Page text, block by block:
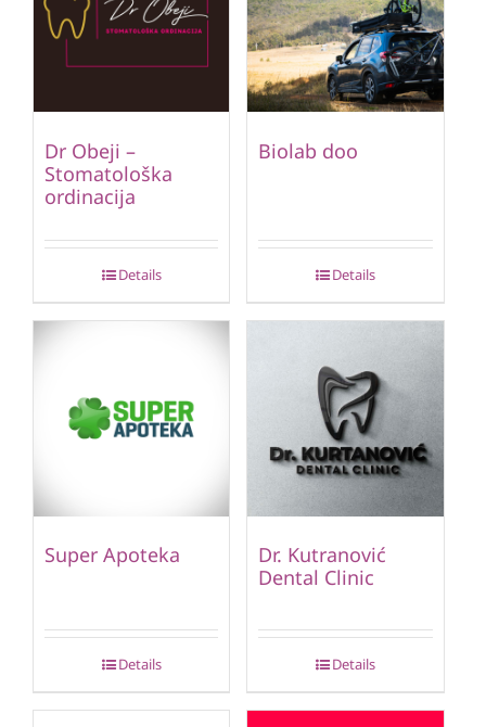
Dr Obeji –
Stomatološka
ordinacija
Details
Biolab doo
Details
Super Apoteka
Details
Dr. Kutranović
Dental Clinic
Details